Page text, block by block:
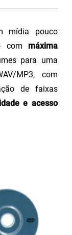
mídia pouco
com máxima
para uma
MP3, com
de faixas
e acesso